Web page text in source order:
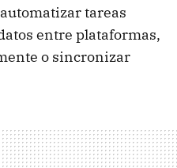
tareas
entre plataformas,
o sincronizar